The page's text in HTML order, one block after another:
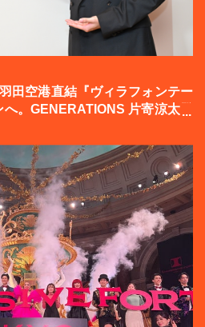
田空港直結『ヴィラフォンテー
。GENERATIONS 片寄涼太登